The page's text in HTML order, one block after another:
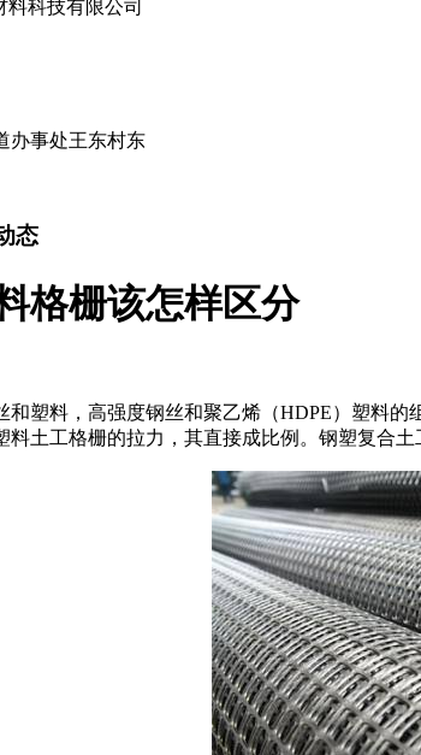
科技有限公司
办事处王东村东
态
格栅该怎样区分
塑料，高强度钢丝和聚乙烯（HDPE）塑料的
土工格栅的拉力，其直接成比例。钢塑复合